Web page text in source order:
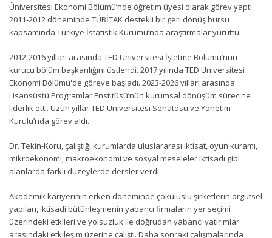
Üniversitesi Ekonomi Bölümü’nde öğretim üyesi olarak görev yaptı.
2011-2012 döneminde TÜBİTAK destekli bir geri dönüş bursu
kapsamında Türkiye İstatistik Kurumu’nda araştırmalar yürüttü.
2012-2016 yılları arasında TED Üniversitesi İşletme Bölümü’nün
kurucu bölüm başkanlığını üstlendi. 2017 yılında TED Üniversitesi
Ekonomi Bölümü'de göreve başladı. 2023-2026 yılları arasında
Lisansüstü Programlar Enstitüsü’nün kurumsal dönüşüm sürecine
liderlik etti. Uzun yıllar TED Üniversitesi Senatosu ve Yönetim
Kurulu’nda görev aldı.
Dr. Tekin-Koru, çalıştığı kurumlarda uluslararası iktisat, oyun kuramı,
mikroekonomi, makroekonomi ve sosyal meseleler iktisadı gibi
alanlarda farklı düzeylerde dersler verdi.
Akademik kariyerinin erken döneminde çokuluslu şirketlerin örgütsel
yapıları, iktisadi bütünleşmenin yabancı firmaların yer seçimi
üzerindeki etkileri ve yolsuzluk ile doğrudan yabancı yatırımlar
arasındaki etkileşim üzerine çalıştı. Daha sonraki çalışmalarında